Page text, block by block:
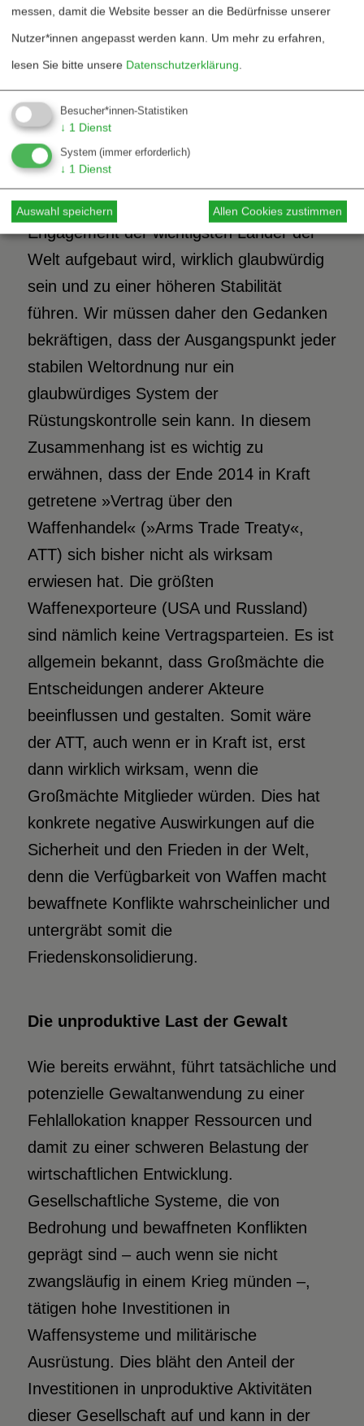
wahrscheinlicher. Einfacher ausgedrückt:
Mehr Waffen könnten die Unsicherheit
erhöhen und nicht umgekehrt.
Abschreckung kann illusorisch sein.
Im Gegensatz dazu könnte ein
Rüstungskontrollsystem, insbesondere
wenn es mit der Zustimmung und dem
Engagement der wichtigsten Länder der
Welt aufgebaut wird, wirklich glaubwürdig
sein und zu einer höheren Stabilität
führen. Wir müssen daher den Gedanken
bekräftigen, dass der Ausgangspunkt jeder
stabilen Weltordnung nur ein
glaubwürdiges System der
Rüstungskontrolle sein kann. In diesem
Zusammenhang ist es wichtig zu
erwähnen, dass der Ende 2014 in Kraft
getretene »Vertrag über den
Waffenhandel« (»Arms Trade Treaty«,
ATT) sich bisher nicht als wirksam
erwiesen hat. Die größten
Waffenexporteure (USA und Russland)
sind nämlich keine Vertragsparteien. Es ist
allgemein bekannt, dass Großmächte die
Entscheidungen anderer Akteure
beeinflussen und gestalten. Somit wäre
der ATT, auch wenn er in Kraft ist, erst
dann wirklich wirksam, wenn die
Großmächte Mitglieder würden. Dies hat
konkrete negative Auswirkungen auf die
Sicherheit und den Frieden in der Welt,
denn die Verfügbarkeit von Waffen macht
bewaffnete Konflikte wahrscheinlicher und
untergräbt somit die
Friedenskonsolidierung.
Die unproduktive Last der Gewalt
Wie bereits erwähnt, führt tatsächliche und
potenzielle Gewaltanwendung zu einer
Fehlallokation knapper Ressourcen und
damit zu einer schweren Belastung der
wirtschaftlichen Entwicklung.
Gesellschaftliche Systeme, die von
Bedrohung und bewaffneten Konflikten
geprägt sind – auch wenn sie nicht
zwangsläufig in einem Krieg münden –,
tätigen hohe Investitionen in
Waffensysteme und militärische
Ausrüstung. Dies bläht den Anteil der
Investitionen in unproduktive Aktivitäten
dieser Gesellschaft auf und kann in der
messen, damit die Website besser an die Bedürfnisse unserer
Nutzer*innen angepasst werden kann. Um mehr zu erfahren,
lesen Sie bitte unsere Datenschutzerklärung.
Besucher*innen-Statistiken
↓ 1 Dienst
System (immer erforderlich)
↓ 1 Dienst
Auswahl speichern Allen Cookies zustimmen